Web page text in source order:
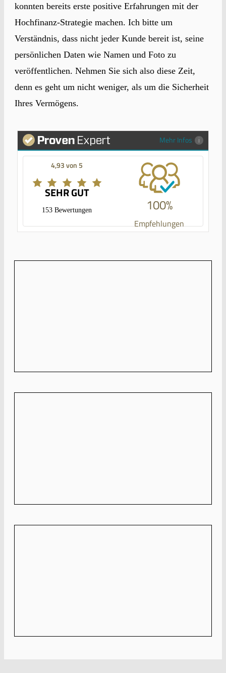
konnten bereits erste positive Erfahrungen mit der
Hochfinanz-Strategie machen. Ich bitte um
Verständnis, dass nicht jeder Kunde bereit ist, seine
persönlichen Daten wie Namen und Foto zu
veröffentlichen. Nehmen Sie sich also diese Zeit,
denn es geht um nicht weniger, als um die Sicherheit
Ihres Vermögens.
Mehr Infos
4,93 von 5
SEHR GUT
153 Bewertungen 100%
Empfehlungen